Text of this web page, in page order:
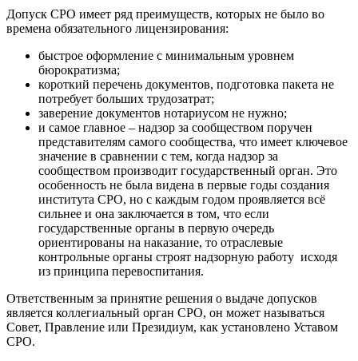
Допуск СРО имеет ряд преимуществ, которых не было во
времена обязательного лицензирования:
быстрое оформление с минимальным уровнем
бюрократизма;
короткий перечень документов, подготовка пакета не
потребует больших трудозатрат;
заверение документов нотариусом не нужно;
и самое главное – надзор за сообществом поручен
представителям самого сообщества, что имеет ключевое
значение в сравнении с тем, когда надзор за
сообществом производит государственный орган. Это
особенность не была видена в первые годы создания
института СРО, но с каждым годом проявляется всё
сильнее и она заключается в том, что если
государственные органы в первую очередь
ориентированы на наказание, то отраслевые
контрольные органы строят надзорную работу исходя
из принципа перевоспитания.
Ответственным за принятие решения о выдаче допусков
является коллегиальный орган СРО, он может называться
Совет, Правление или Президиум, как установлено Уставом
СРО.